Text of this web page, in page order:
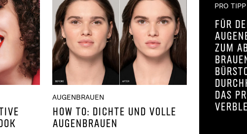
AUGENBRAUEN
HOW TO: DICHTE UND VOLLE
AUGENBRAUEN
PRO TIPP
Für
zum
das